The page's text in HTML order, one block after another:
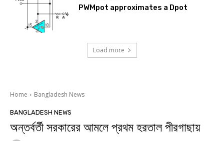
PWMpot approximates a Dpot
Load more